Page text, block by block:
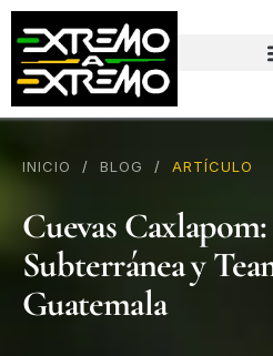
contenido
INICIO / BLOG / ARTÍCULO
Cuevas
Subterránea y
Guatemala